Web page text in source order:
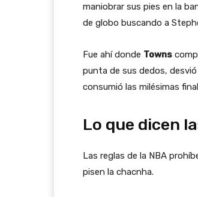
maniobrar sus pies en la
de globo buscando a
Fue ahí donde Towns
punta de sus dedos,
consumió las milésimas
Lo que dicen
Las reglas de la NBA
pisen la chacnha.